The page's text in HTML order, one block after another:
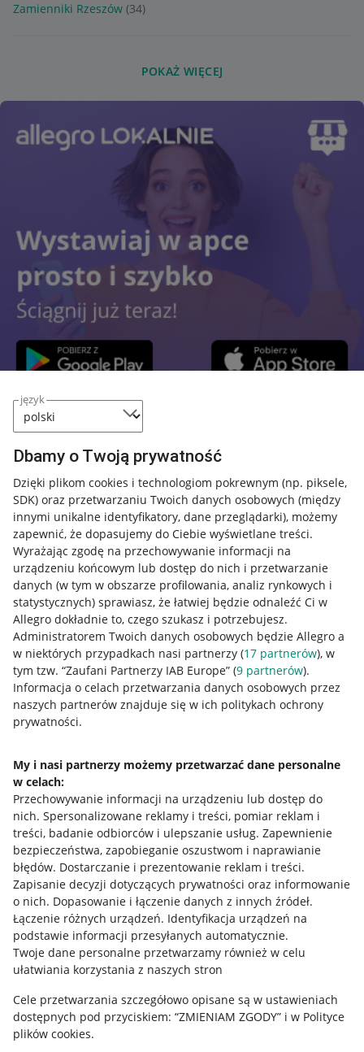
język
Dbamy o Twoją prywatność
Dzięki plikom cookies i technologiom pokrewnym (np. piksele,
SDK) oraz przetwarzaniu Twoich danych osobowych (między
innymi unikalne identyfikatory, dane przeglądarki), możemy
zapewnić, że dopasujemy do Ciebie wyświetlane treści.
Wyrażając zgodę na przechowywanie informacji na
urządzeniu końcowym lub dostęp do nich i przetwarzanie
danych (w tym w obszarze profilowania, analiz rynkowych i
statystycznych) sprawiasz, że łatwiej będzie odnaleźć Ci w
Allegro dokładnie to, czego szukasz i potrzebujesz.
Administratorem Twoich danych osobowych będzie Allegro a
w niektórych przypadkach nasi partnerzy (17 partnerów), w
tym tzw. “Zaufani Partnerzy IAB Europe” (9 partnerów).
Informacja o celach przetwarzania danych osobowych przez
naszych partnerów znajduje się w ich politykach ochrony
prywatności.
My i nasi partnerzy możemy przetwarzać dane personalne
w celach:
Przechowywanie informacji na urządzeniu lub dostęp do
nich. Spersonalizowane reklamy i treści, pomiar reklam i
treści, badanie odbiorców i ulepszanie usług. Zapewnienie
bezpieczeństwa, zapobieganie oszustwom i naprawianie
błędów. Dostarczanie i prezentowanie reklam i treści.
Zapisanie decyzji dotyczących prywatności oraz informowanie
o nich. Dopasowanie i łączenie danych z innych źródeł.
Łączenie różnych urządzeń. Identyfikacja urządzeń na
podstawie informacji przesyłanych automatycznie.
Twoje dane personalne przetwarzamy również w celu
ułatwiania korzystania z naszych stron
Cele przetwarzania szczegółowo opisane są w ustawieniach
dostępnych pod przyciskiem: “ZMIENIAM ZGODY” i w Polityce
plików cookies.
Zamienniki Rzeszów (34)
POKAŻ WIĘCEJ
Przydatne informacje
Napisz do nas
Allegro Gadane dla sprzedających
Allegro Gadane dla kupujących
Mapa miejscowości
Informacje prawne
Regulamin
Polityka plików "cookies"
Ustawienia plików "cookies"
Informacje dla Aktu o Usługach Cyfrowych
Pobierz aplikację
Korzystanie z serwisu oznacza akceptacjęregulaminu.